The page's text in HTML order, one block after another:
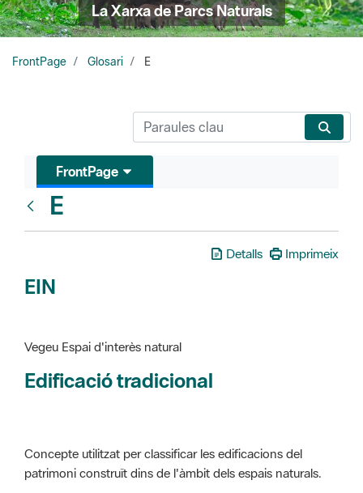
La Xarxa de Parcs Naturals
FrontPage Glosari E
FrontPage
E
Detalls Imprimeix
EIN
Vegeu Espai d'interès natural
Edificació tradicional
Concepte utilitzat per classificar les edificacions del
patrimoni construït dins de l'àmbit dels espais naturals.